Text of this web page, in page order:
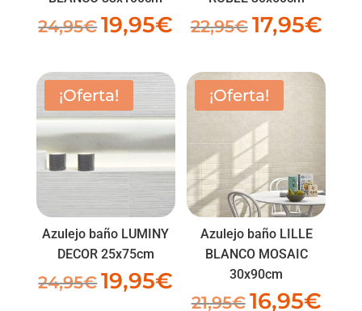
24,95€ El
era:
24,95€.
19,95€
es:
19,95€.
22,95€ El
era:
22,95€.
17,95€El
es:
¡Oferta!
Azulejo baño LUMINY
DECOR 25x75cm
24,95€ El
19,95€
precio
¡Oferta!
Azulejo baño LILLE
BLANCO MOSAIC
30x90cm
21,95€ El
16,95€El